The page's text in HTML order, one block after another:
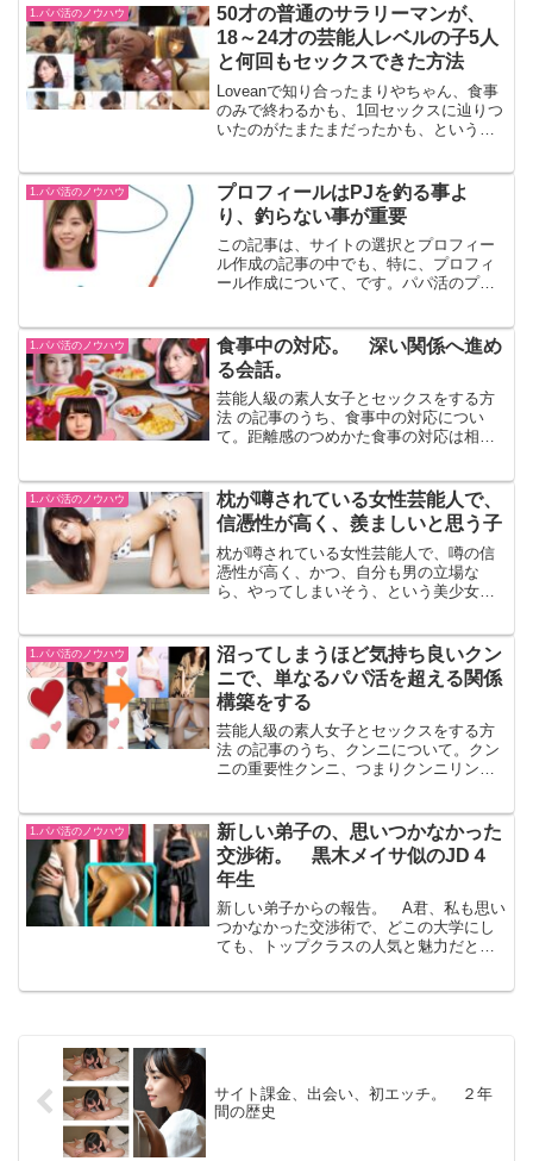
1.パパ活のノウハウ
50才の普通のサラリーマンが、
18～24才の芸能人レベルの子5人
と何回もセックスできた方法
Loveanで知り合ったまりやちゃん、食事
のみで終わるかも、1回セックスに辿りつ
いたのがたまたまだったかも、という不
活動後輩の参考にしてもらいたい。 私
もP活先輩のB...
1.パパ活のノウハウ
プロフィールはPJを釣る事よ
り、釣らない事が重要
この記事は、サイトの選択とプロフィー
ル作成の記事の中でも、特に、プロフィ
ール作成について、です。パパ活のプロ
べくたくさんの女子に興味を持ってもら
う”事を狙う人が多いで...
1.パパ活のノウハウ
食事中の対応。 深い関係へ進め
る会話。
芸能人級の素人女子とセックスをする方
法 の記事のうち、食事中の対応につい
て。距離感のつめかた食事の対応は相手
い話にしないほうが良い。 時間をかけ
て、お互い知り合いたいと...
1.パパ活のノウハウ
枕が噂されている女性芸能人で、
信憑性が高く、羨ましいと思う子
枕が噂されている女性芸能人で、噂の信
憑性が高く、かつ、自分も男の立場な
ら、やってしまいそう、という美少女ラ
優で巨乳。 枕を半強要された相手の名
前を公表してどうこう、とい...
1.パパ活のノウハウ
沼ってしまうほど気持ち良いクン
ニで、単なるパパ活を超える関係
構築をする
芸能人級の素人女子とセックスをする方
法 の記事のうち、クンニについて。クン
ニの重要性クンニ、つまりクンニリング
女の子は多い。 ただ、１つ理解してお
く必要があるのは、それ...
1.パパ活のノウハウ
新しい弟子の、思いつかなかった
交渉術。 黒木メイサ似のJD４
年生
新しい弟子からの報告。 A君、私も思い
つかなかった交渉術で、どこの大学にし
ても、トップクラスの人気と魅力だと思
サイト課金、出会い、初エッチ。 ２年
間の歴史